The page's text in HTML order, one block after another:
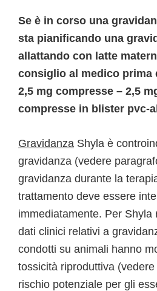
Se è in corso una
sta pianificando una
allattando con latte
consiglio al medico prima
2,5 mg compresse – 2,5
compresse in blister pvc-
Gravidanza Shyla è
gravidanza (vedere
gravidanza durante la
trattamento deve essere
immediatamente. Per Shyla
dati clinici relativi a
condotti su animali hanno
tossicità riproduttiva (vedere
rischio potenziale per gli